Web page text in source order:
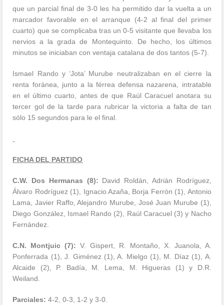
que un parcial final de 3-0 les ha permitido dar la vuelta a un
marcador favorable en el arranque (4-2 al final del primer
cuarto) que se complicaba tras un 0-5 visitante que llevaba los
nervios a la grada de Montequinto. De hecho, los últimos
minutos se iniciaban con ventaja catalana de dos tantos (5-7).
Ismael Rando y ‘Jota’ Murube neutralizaban en el cierre la
renta foránea, junto a la férrea defensa nazarena, intratable
en el último cuarto, antes de que Raúl Caracuel anotara su
tercer gol de la tarde para rubricar la victoria a falta de tan
sólo 15 segundos para le el final.
FICHA DEL PARTIDO
C.W. Dos Hermanas (8): David Roldán, Adrián Rodríguez,
Álvaro Rodríguez (1), Ignacio Azaña, Borja Ferrón (1), Antonio
Lama, Javier Raffo, Alejandro Murube, José Juan Murube (1),
Diego González, Ismael Rando (2), Raúl Caracuel (3) y Nacho
Fernández.
C.N. Montjuic (7): V. Gispert, R. Montaño, X. Juanola, A.
Ponferrada (1), J. Giménez (1), A. Mielgo (1), M. Díaz (1), A.
Alcaide (2), P. Badía, M. Lema, M. Higueras (1) y D.R.
Weiland.
Parciales: 4-2, 0-3, 1-2 y 3-0.